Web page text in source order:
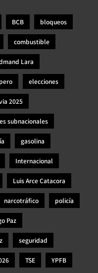
BCB bloqueos
combustible
Lara
elecciones
2025
subnacionales
gasolina
Internacional
Luis Arce Catacora
narcotráfico policía
Paz
seguridad
TSE YPFB